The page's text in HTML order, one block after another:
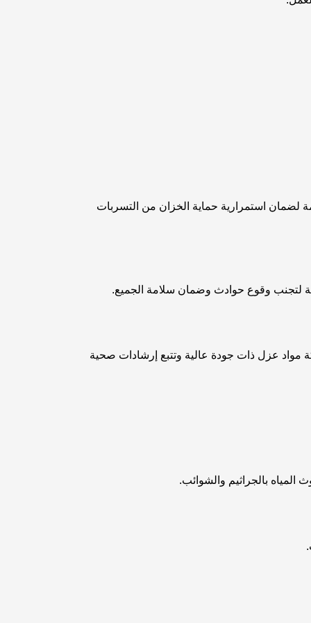
استمرارية حماية الخزان من التسربات
لتجنب وقوع حوادث وضمان سلامة الجميع.
مواد عزل ذات جودة عالية وتتبع إرشادات صحية
المياه بالجراثيم والشوائب.